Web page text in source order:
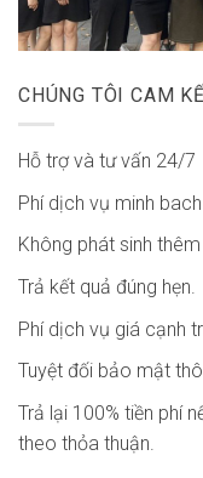
CHÚNG TÔI CAM
Hỗ trợ và tư vấn 24/7
Phí dịch vụ minh bach
Không phát sinh
Trả kết quả đúng hẹn.
Phí dịch vụ giá cạnh
Tuyệt đối bảo mật
Trả lại 100% tiền phí
theo thỏa thuận.